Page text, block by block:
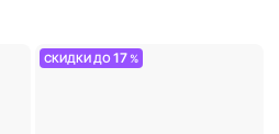
СКИДКИ ДО17 %